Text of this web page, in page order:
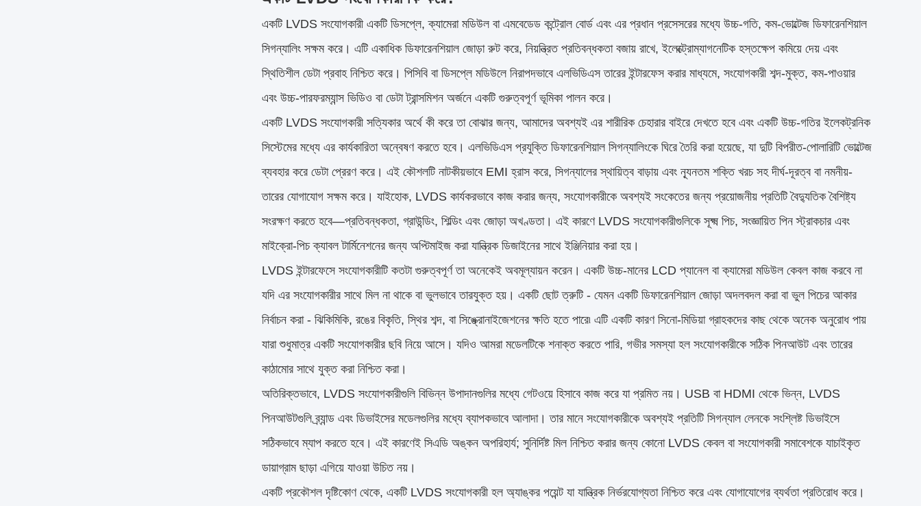
একটি LVDS সংযোগকারী একটি ডিসপ্লে, ক্যামেরা মডিউল বা এমবেডেড কন্ট্রোল বোর্ড এবং এর প্রধান প্রসেসরের মধ্যে উচ্চ-গতি, কম-ভোল্টেজ ডিফারেনশিয়াল
সিগন্যালিং সক্ষম করে। এটি একাধিক ডিফারেনশিয়াল জোড়া রুট করে, নিয়ন্ত্রিত প্রতিবন্ধকতা বজায় রাখে, ইলেক্ট্রোম্যাগনেটিক হস্তক্ষেপ কমিয়ে দেয় এবং
স্থিতিশীল ডেটা প্রবাহ নিশ্চিত করে। পিসিবি বা ডিসপ্লে মডিউলে নিরাপদভাবে এলভিডিএস তারের ইন্টারফেস করার মাধ্যমে, সংযোগকারী শব্দ-মুক্ত, কম-পাওয়ার
এবং উচ্চ-পারফরম্যান্স ভিডিও বা ডেটা ট্রান্সমিশন অর্জনে একটি গুরুত্বপূর্ণ ভূমিকা পালন করে।
একটি LVDS সংযোগকারী সত্যিকার অর্থে কী করে তা বোঝার জন্য, আমাদের অবশ্যই এর শারীরিক চেহারার বাইরে দেখতে হবে এবং একটি উচ্চ-গতির ইলেকট্রনিক
সিস্টেমের মধ্যে এর কার্যকারিতা অন্বেষণ করতে হবে। এলভিডিএস প্রযুক্তি ডিফারেনশিয়াল সিগন্যালিংকে ঘিরে তৈরি করা হয়েছে, যা দুটি বিপরীত-পোলারিটি ভোল্টেজ
ব্যবহার করে ডেটা প্রেরণ করে। এই কৌশলটি নাটকীয়ভাবে EMI হ্রাস করে, সিগন্যালের স্থায়িত্ব বাড়ায় এবং ন্যূনতম শক্তি খরচ সহ দীর্ঘ-দূরত্ব বা নমনীয়-
তারের যোগাযোগ সক্ষম করে। যাইহোক, LVDS কার্যকরভাবে কাজ করার জন্য, সংযোগকারীকে অবশ্যই সংকেতের জন্য প্রয়োজনীয় প্রতিটি বৈদ্যুতিক বৈশিষ্ট্য
সংরক্ষণ করতে হবে—প্রতিবন্ধকতা, গ্রাউন্ডিং, শিল্ডিং এবং জোড়া অখণ্ডতা। এই কারণে LVDS সংযোগকারীগুলিকে সূক্ষ্ম পিচ, সংজ্ঞায়িত পিন স্ট্রাকচার এবং
মাইক্রো-পিচ ক্যাবল টার্মিনেশনের জন্য অপ্টিমাইজ করা যান্ত্রিক ডিজাইনের সাথে ইঞ্জিনিয়ার করা হয়।
LVDS ইন্টারফেসে সংযোগকারীটি কতটা গুরুত্বপূর্ণ তা অনেকেই অবমূল্যায়ন করেন। একটি উচ্চ-মানের LCD প্যানেল বা ক্যামেরা মডিউল কেবল কাজ করবে না
যদি এর সংযোগকারীর সাথে মিল না থাকে বা ভুলভাবে তারযুক্ত হয়। একটি ছোট ত্রুটি - যেমন একটি ডিফারেনশিয়াল জোড়া অদলবদল করা বা ভুল পিচের আকার
নির্বাচন করা - ঝিকিমিকি, রঙের বিকৃতি, স্থির শব্দ, বা সিঙ্ক্রোনাইজেশনের ক্ষতি হতে পারে৷ এটি একটি কারণ সিনো-মিডিয়া গ্রাহকদের কাছ থেকে অনেক অনুরোধ পায়
যারা শুধুমাত্র একটি সংযোগকারীর ছবি নিয়ে আসে। যদিও আমরা মডেলটিকে শনাক্ত করতে পারি, গভীর সমস্যা হল সংযোগকারীকে সঠিক পিনআউট এবং তারের
কাঠামোর সাথে যুক্ত করা নিশ্চিত করা।
অতিরিক্তভাবে, LVDS সংযোগকারীগুলি বিভিন্ন উপাদানগুলির মধ্যে গেটওয়ে হিসাবে কাজ করে যা প্রমিত নয়। USB বা HDMI থেকে ভিন্ন, LVDS
পিনআউটগুলি ব্র্যান্ড এবং ডিভাইসের মডেলগুলির মধ্যে ব্যাপকভাবে আলাদা। তার মানে সংযোগকারীকে অবশ্যই প্রতিটি সিগন্যাল লেনকে সংশ্লিষ্ট ডিভাইসে
সঠিকভাবে ম্যাপ করতে হবে। এই কারণেই সিএডি অঙ্কন অপরিহার্য; সুনির্দিষ্ট মিল নিশ্চিত করার জন্য কোনো LVDS কেবল বা সংযোগকারী সমাবেশকে যাচাইকৃত
ডায়াগ্রাম ছাড়া এগিয়ে যাওয়া উচিত নয়।
একটি প্রকৌশল দৃষ্টিকোণ থেকে, একটি LVDS সংযোগকারী হল অ্যাঙ্কর পয়েন্ট যা যান্ত্রিক নির্ভরযোগ্যতা নিশ্চিত করে এবং যোগাযোগের ব্যর্থতা প্রতিরোধ করে।